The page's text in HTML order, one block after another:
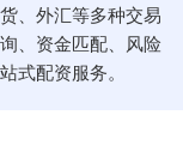
、外汇等多种交易
、资金匹配、风险
式配资服务。